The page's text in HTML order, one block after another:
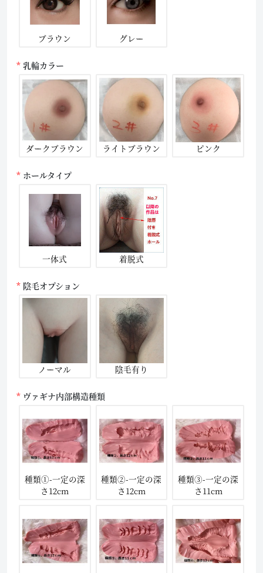
ブラウン グレー
乳輪カラー
ダークブラウン ライトブラウン ピンク
ホールタイプ
一体式 着脱式
陰毛オプション
ノーマル 陰毛有り
ヴァギナ内部構造種類
種類①-一定の深
さ12cm
種類②-一定の深
さ12cm
種類③-一定の深
さ11cm